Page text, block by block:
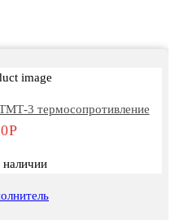
3 термосопротивление
0Р